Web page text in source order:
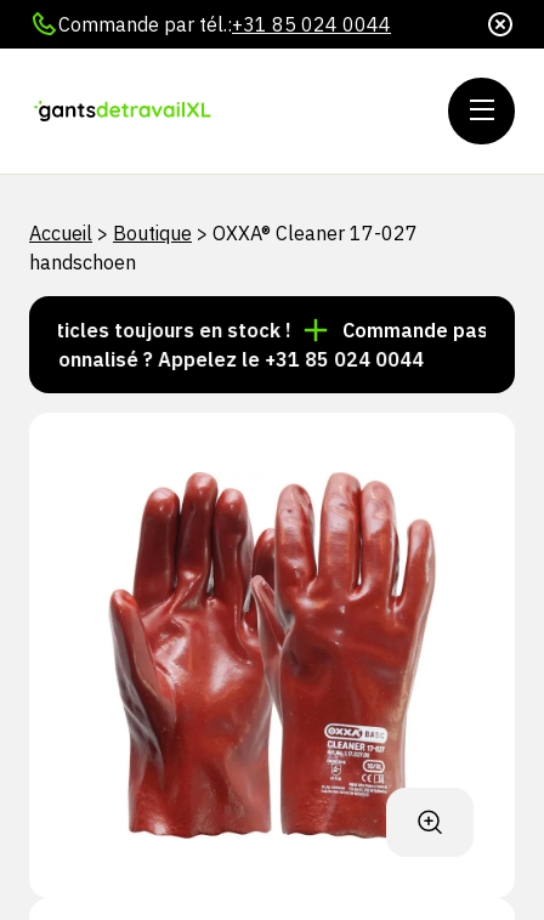
Commande par tél.:+31 85 024 0044
Accueil > Boutique > OXXA® Cleaner 17-027
handschoen
toujours en stock !
Commande passée
? Appelez le +31 85 024 0044